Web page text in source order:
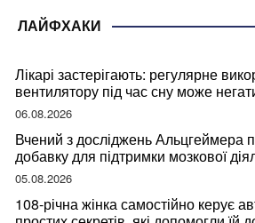
ЛАЙФХАКИ
Лікарі застерігають: регулярне
вентилятору під час сну може
ваше здоров’я
06.08.2026
Вчений з досліджень Альцгеймера
добавку для підтримки мозкової
05.08.2026
108-річна жінка самостійно керує